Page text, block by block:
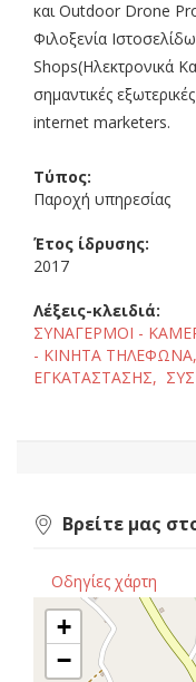
και Outdoor Drone
Φιλοξενία
Shops(Ηλεκτρονικά
σημαντικές
internet marketers.
Τύπος:
Παροχή υπηρεσίας
Έτος ίδρυσης:
2017
Λέξεις-κλειδιά:
ΣΥΝΑΓΕΡΜΟΙ -
- ΚΙΝΗΤΑ ΤΗΛΕΦΩΝΑ,
ΕΓΚΑΤΑΣΤΑΣΗΣ,
Βρείτε μας
Οδηγίες χάρτη
+
−